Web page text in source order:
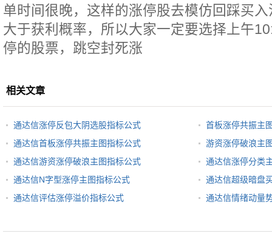
单时间很晚，这样的涨停股去模仿回踩买
大于获利概率，所以大家一定要选择上午
停的股票，跳空封死涨
相关文章
通达信涨停反包大阴选股指标公式
首板涨停共振主
通达信首板涨停共振主图指标公式
游资涨停破浪主
通达信游资涨停破浪主图指标公式
通达信涨停分类
通达信N字型涨停主图指标公式
通达信超级暗盘
通达信评估涨停溢价指标公式
通达信情绪动量